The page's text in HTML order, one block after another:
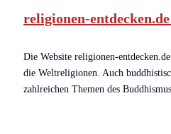
religionen-
Die Website religionen-
die Weltreligionen. Auch
zahlreichen Themen des